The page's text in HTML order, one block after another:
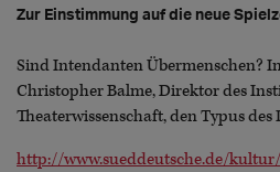
Zur Einstimmung auf die neue
Sind Intendanten Übermenschen?
Christopher Balme, Direktor des
Theaterwissenschaft, den Typus
http://www.sueddeutsche.de/